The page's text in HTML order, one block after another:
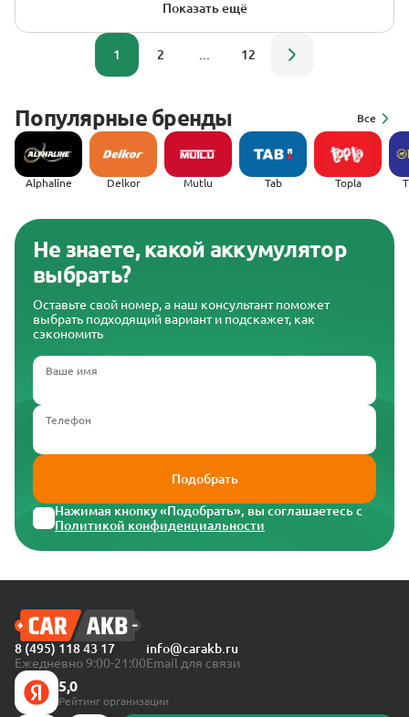
Показать ещё
1 2 12
Популярные бренды Все
Alphaline Delkor Mutlu Tab Topla
Не знаете, какой аккумулятор
выбрать?
Оставьте свой номер, а наш консультант поможет
выбрать подходящий вариант и подскажет, как
сэкономить
Ваше имя
Телефон
Подобрать
Нажимая кнопку «Подобрать», вы соглашаетесь с
Политикой конфиденциальности
8 (495) 118 43 17
Ежедневно 9:00-21:00
info@carakb.ru
Email для связи
5,0
Рейтинг организации